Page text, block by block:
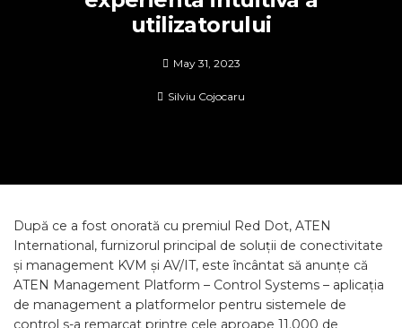
utilizatorului
May 31, 2023
Silviu Cojocaru
După ce a fost onorată cu premiul Red Dot, ATEN
International, furnizorul principal de soluții de conectivitate
și management KVM și AV/IT, este încântat să anunțe că
ATEN Management Platform – Control Systems – aplicația
de management a platformelor pentru sistemele de
control s-a remarcat printre cele aproape 11.000 de